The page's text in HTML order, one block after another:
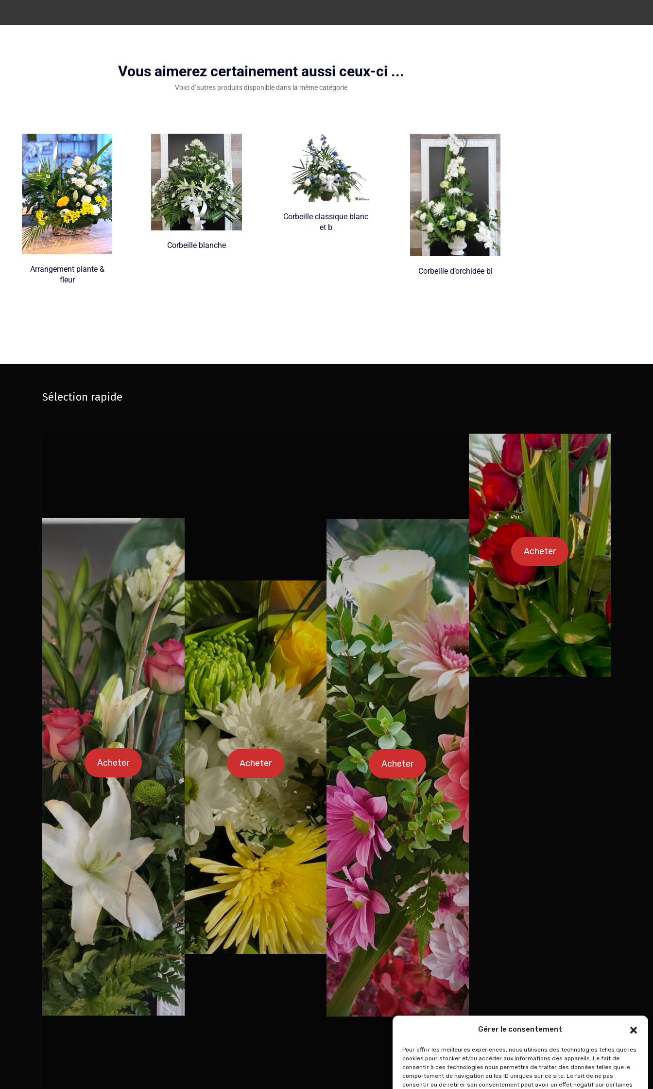
Gérer le consentement
Pour offrir les meilleures expériences, nous utilisons des technologies telles que les
cookies pour stocker et/ou accéder aux informations des appareils. Le fait de
consentir à ces technologies nous permettra de traiter des données telles que le
comportement de navigation ou les ID uniques sur ce site. Le fait de ne pas
consentir ou de retirer son consentement peut avoir un effet négatif sur certaines
Vous aimerez certainement aussi ceux-ci ...
Voici d’autres produits disponible dans la même catégorie
Arrangement plante &
fleur
Corbeille blanche
Corbeille classique blanc
et b
Corbeille d’orchidée bl
Sélection rapide
Acheter Acheter Acheter
Acheter